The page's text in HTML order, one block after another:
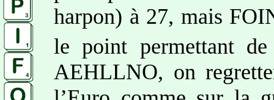
harpon) à 27, mais
le point permettant
AEHLLNO, on